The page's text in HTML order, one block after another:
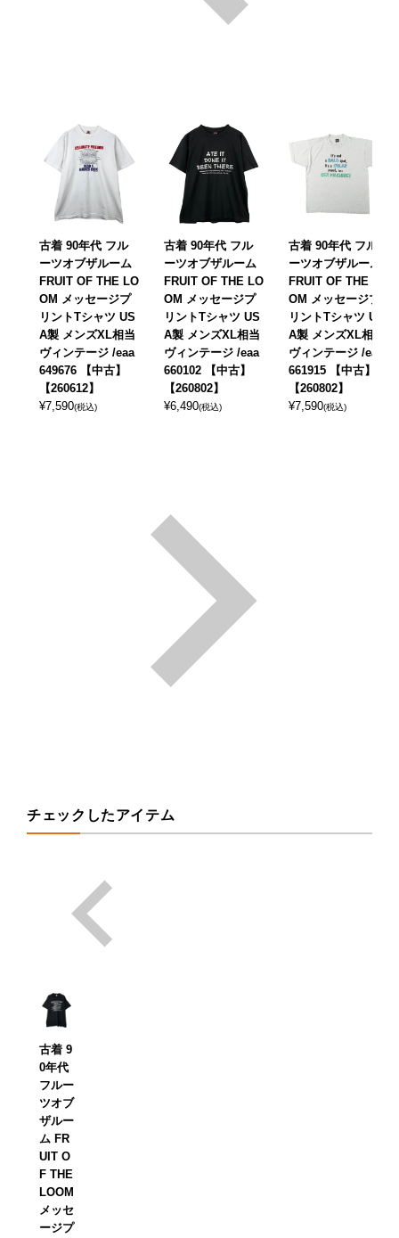
古着 90年代 フル
ーツオブザルーム
FRUIT OF THE LO
OM メッセージプ
リントTシャツ US
A製 メンズXL相当
ヴィンテージ /eaa
649676 【中古】
【260612】
¥7,590(税込)
古着 90年代 フル
ーツオブザルーム
FRUIT OF THE LO
OM メッセージプ
リントTシャツ US
A製 メンズXL相当
ヴィンテージ /eaa
660102 【中古】
【260802】
¥6,490(税込)
古着 90年代 フル
ーツオブザルーム
FRUIT OF THE LO
OM メッセージプ
リントTシャツ US
A製 メンズXL相当
ヴィンテージ /eaa
661915 【中古】
【260802】
¥7,590(税込)
チェックしたアイテム
古着 9
0年代
フルー
ツオブ
ザルー
ム FR
UIT O
F THE
LOOM
メッセ
ージプ